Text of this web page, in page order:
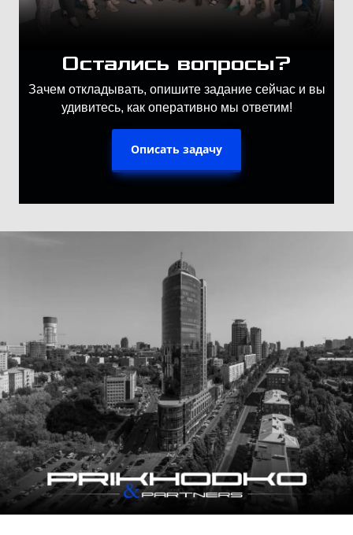
Остались вопросы?
Зачем откладывать, опишите задание сейчас и вы
удивитесь, как оперативно мы ответим!
Описать задачу